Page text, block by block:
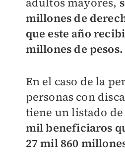
millones de
que este año
millones de pesos.
En el caso de la
personas con
tiene un listado de
mil beneficiaros
27 mil 860